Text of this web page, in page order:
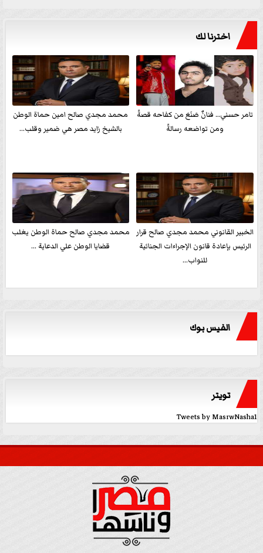
اخترنا لك
تامر حسني… فنانٌ صَنَعَ من كفاحه قصةً
ومن تواضعه رسالةً
محمد مجدي صالح امين حماة الوطن
بالشيخ زايد مصر هي ضمير وقلب...
الخبير القانوني محمد مجدي صالح قرار
الرئيس بإعادة قانون الإجراءات الجنائية
للنواب...
محمد مجدي صالح حماة الوطن يغلب
قضايا الوطن علي الدعاية ...
الفيس بوك
تويتر
Tweets by MasrwNasha1